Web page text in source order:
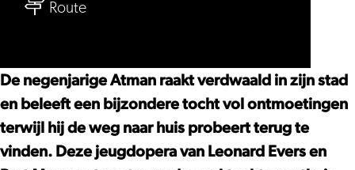
Nationale
Opera,
Opera
Zuid
Routenaar
–
De
Nationale
Opera,
De negenjarige Atman raakt verdwaald in zijn stad
en beleeft een bijzondere tocht vol ontmoetingen
terwijl hij de weg naar huis probeert terug te
vinden. Deze jeugdopera van Leonard Evers en